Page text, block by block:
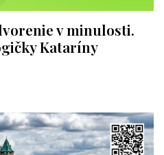
v minulosti.
Kataríny